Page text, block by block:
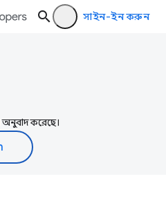
সাইন-ইন করুন
অনুবাদ করেছে।